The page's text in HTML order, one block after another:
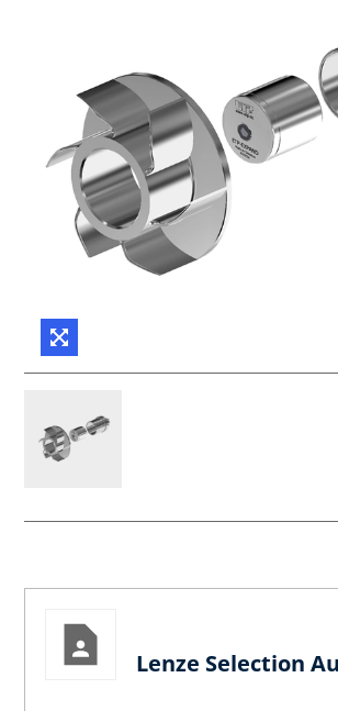
Lenze Selection